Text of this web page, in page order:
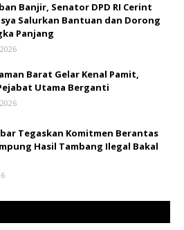
Banjir, Senator DPD RI Cerint
Salurkan Bantuan dan Dorong
Panjang
Barat Gelar Kenal Pamit,
Utama Berganti
Tegaskan Komitmen Berantas
Hasil Tambang Ilegal Bakal